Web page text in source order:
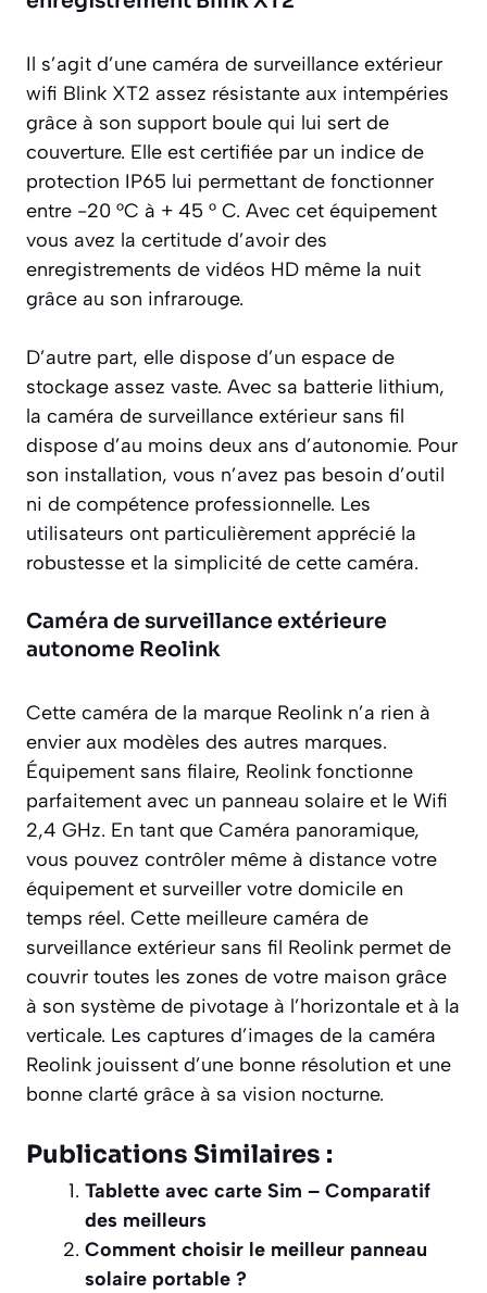
Il s’agit d’une caméra de surveillance extérieur
wifi Blink XT2 assez résistante aux intempéries
grâce à son support boule qui lui sert de
couverture. Elle est certifiée par un indice de
protection IP65 lui permettant de fonctionner
entre -20 °C à + 45 ° C. Avec cet équipement
vous avez la certitude d’avoir des
enregistrements de vidéos HD même la nuit
grâce au son infrarouge.
D’autre part, elle dispose d’un espace de
stockage assez vaste. Avec sa batterie lithium,
la caméra de surveillance extérieur sans fil
dispose d’au moins deux ans d’autonomie. Pour
son installation, vous n’avez pas besoin d’outil
ni de compétence professionnelle. Les
utilisateurs ont particulièrement apprécié la
robustesse et la simplicité de cette caméra.
Caméra de surveillance extérieure
autonome Reolink
Cette caméra de la marque Reolink n’a rien à
envier aux modèles des autres marques.
Équipement sans filaire, Reolink fonctionne
parfaitement avec un panneau solaire et le Wifi
2,4 GHz. En tant que Caméra panoramique,
vous pouvez contrôler même à distance votre
équipement et surveiller votre domicile en
temps réel. Cette meilleure caméra de
surveillance extérieur sans fil Reolink permet de
couvrir toutes les zones de votre maison grâce
à son système de pivotage à l’horizontale et à la
verticale. Les captures d’images de la caméra
Reolink jouissent d’une bonne résolution et une
bonne clarté grâce à sa vision nocturne.
Publications Similaires :
Tablette avec carte Sim – Comparatif
des meilleurs
Comment choisir le meilleur panneau
solaire portable ?